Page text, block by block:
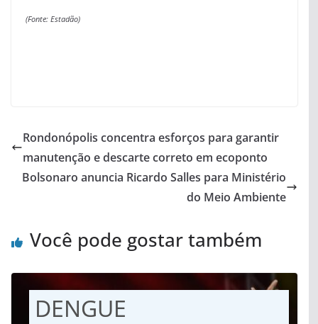
(Fonte: Estadão)
Rondonópolis concentra esforços para garantir
manutenção e descarte correto em ecoponto
Bolsonaro anuncia Ricardo Salles para Ministério
do Meio Ambiente
Você pode gostar também
DENGUE